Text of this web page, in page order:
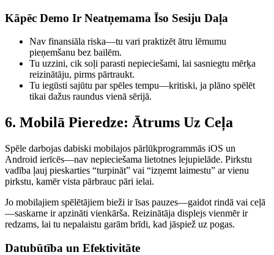
Kāpēc Demo Ir Neatņemama Īso Sesiju Daļa
Nav finansiāla riska—tu vari praktizēt ātru lēmumu
pieņemšanu bez bailēm.
Tu uzzini, cik soļi parasti nepieciešami, lai sasniegtu mērķa
reizinātāju, pirms pārtraukt.
Tu iegūsti sajūtu par spēles tempu—kritiski, ja plāno spēlēt
tikai dažus raundus vienā sērijā.
6. Mobilā Pieredze: Ātrums Uz Ceļa
Spēle darbojas dabiski mobilajos pārlūkprogrammās iOS un
Android ierīcēs—nav nepieciešama lietotnes lejupielāde. Pirkstu
vadība ļauj pieskarties “turpināt” vai “izņemt laimestu” ar vienu
pirkstu, kamēr vista pārbrauc pāri ielai.
Jo mobilajiem spēlētājiem bieži ir īsas pauzes—gaidot rindā vai ceļā
—saskarne ir apzināti vienkārša. Reizinātāja displejs vienmēr ir
redzams, lai tu nepalaistu garām brīdi, kad jāspiež uz pogas.
Datubūtība un Efektivitāte